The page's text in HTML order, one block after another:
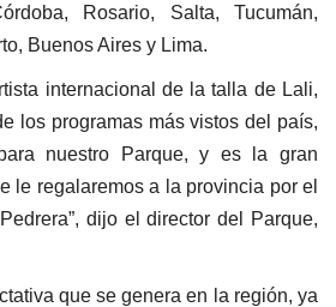
Rosario, Salta, Tucumán,
Buenos Aires y Lima.
internacional de la talla de Lali,
los programas más vistos del país,
nuestro Parque, y es la gran
le regalaremos a la provincia por el
dijo el director del Parque,
que se genera en la región, ya